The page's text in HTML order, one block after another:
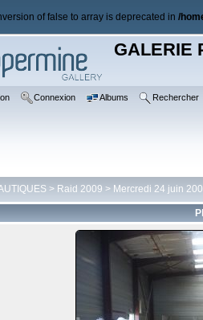
of false to array is deprecated in /
GALERIE
Connexion Albums Rechercher
> Raid 2009 > Mercredi 24 juin